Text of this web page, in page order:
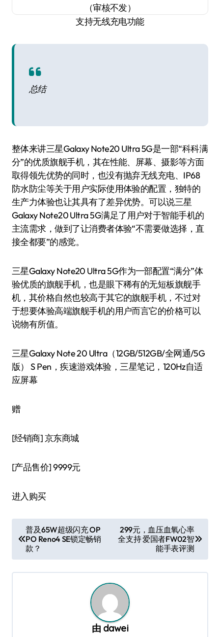
支持无线充电功能
总结
整体来讲三星Galaxy Note20 Ultra 5G是一部“科科满
分”的优质旗舰手机，其在性能、屏幕、摄影等方面
取得领先优势的同时，也没有抛弃无线充电、IP68
防水防尘等关于用户实际使用体验的配置，独特的
生产力体验也让其具有了差异优势。可以说三星
Galaxy Note20 Ultra 5G满足了用户对于智能手机的
主流需求，做到了让消费者体验“不需要做选择，直
接全都要”的感觉。
三星Galaxy Note20 Ultra 5G作为一部配置“满分”体
验优质的旗舰手机，也是眼下稀有的无短板旗舰手
机，其价格自然也较高于其它的旗舰手机，不过对
于想要体验高端旗舰手机的用户而言它的价格可以
说物有所值。
三星Galaxy Note 20 Ultra（12GB/512GB/全网通/5G
版） S Pen，疾速游戏体验，三星笔记，120Hz自适
应屏幕
赠
[经销商]京东商城
[产品售价]9999元
进入购买
章
导
航
普及65W超级闪充 OP
PO Reno4 SE锁定畅销
款？
299元，血压血氧心率
全支持 爱国者FW02智
能手表评测
由 dawei